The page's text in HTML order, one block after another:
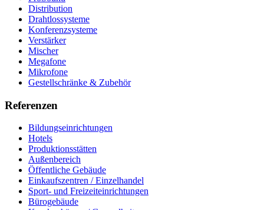
Distribution
Drahtlossysteme
Konferenzsysteme
Verstärker
Mischer
Megafone
Mikrofone
Gestellschränke & Zubehör
Referenzen
Bildungseinrichtungen
Hotels
Produktionsstätten
Außenbereich
Öffentliche Gebäude
Einkaufszentren / Einzelhandel
Sport- und Freizeiteinrichtungen
Bürogebäude